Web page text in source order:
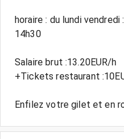
horaire : du lundi
14h30
Salaire brut :13.20EUR/h
+Tickets restaurant
Enfilez votre gilet et en